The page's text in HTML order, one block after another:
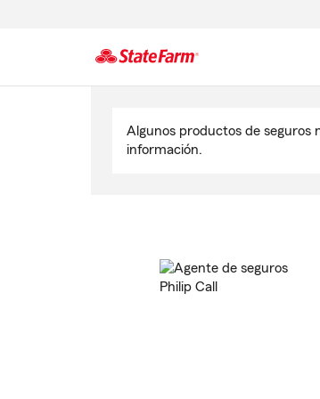
Algunos productos de seguros
información.